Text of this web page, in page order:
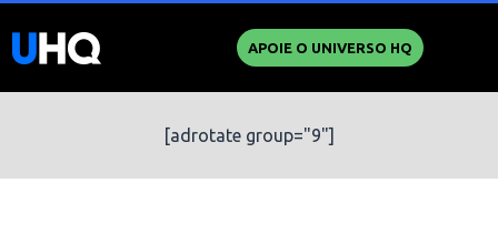
APOIE O UNIVERSO HQ
[adrotate group="9"]